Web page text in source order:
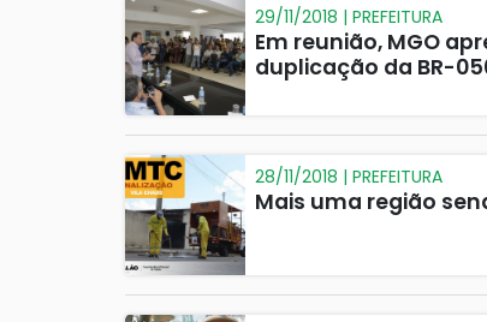
29/11/2018 | PREFEITURA
Em reunião, MGO
duplicação da BR-
28/11/2018 | PREFEITURA
Mais uma região